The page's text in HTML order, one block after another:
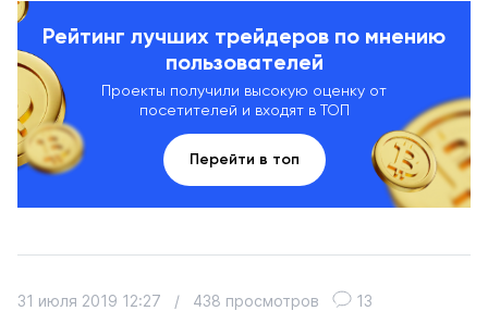
Рейтинг лучших трейдеров по мнению
пользователей
Проекты получили высокую оценку от
посетителей и входят в ТОП
Перейти в топ
31 июля 2019 12:27 / 438 просмотров 13